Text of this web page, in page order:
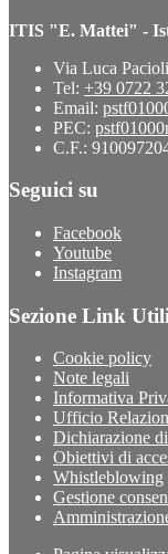
ITIS "E. Mattei" -
Via Luca
Tel: +39 0722
Email:
PEC:
C.F.:
Seguici su
Facebook
Youtube
Instagram
Sezione Link Utili
Cookie policy
Note legali
Informativa
Ufficio
Dichiarazione
Obiettivi di
Whistleblowing
Gestione